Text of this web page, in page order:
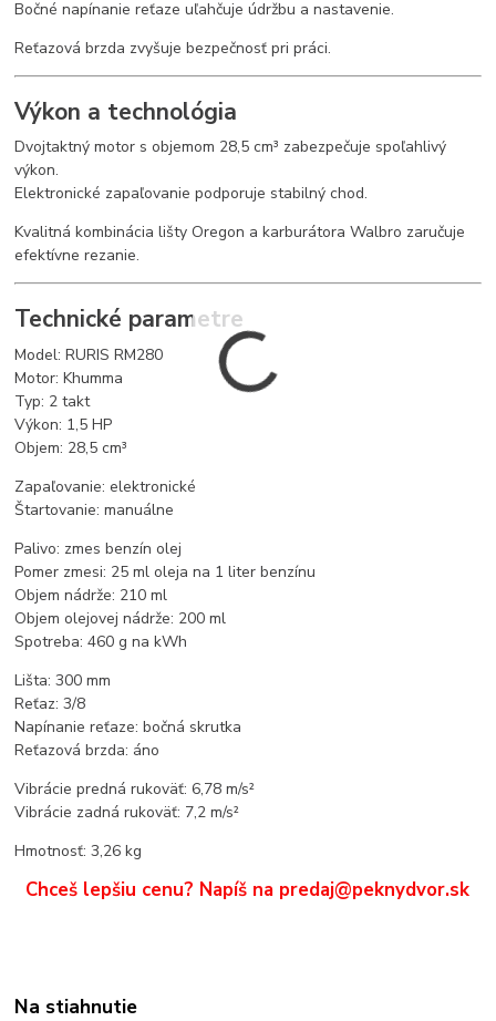
Bočné napínanie reťaze uľahčuje údržbu a nastavenie.
Reťazová brzda zvyšuje bezpečnosť pri práci.
Výkon a technológia
Dvojtaktný motor s objemom 28,5 cm³ zabezpečuje spoľahlivý
výkon.
Elektronické zapaľovanie podporuje stabilný chod.
Kvalitná kombinácia lišty Oregon a karburátora Walbro zaručuje
efektívne rezanie.
Technické parametre
Model: RURIS RM280
Motor: Khumma
Typ: 2 takt
Výkon: 1,5 HP
Objem: 28,5 cm³
Zapaľovanie: elektronické
Štartovanie: manuálne
Palivo: zmes benzín olej
Pomer zmesi: 25 ml oleja na 1 liter benzínu
Objem nádrže: 210 ml
Objem olejovej nádrže: 200 ml
Spotreba: 460 g na kWh
Lišta: 300 mm
Reťaz: 3/8
Napínanie reťaze: bočná skrutka
Reťazová brzda: áno
Vibrácie predná rukoväť: 6,78 m/s²
Vibrácie zadná rukoväť: 7,2 m/s²
Hmotnosť: 3,26 kg
Chceš lepšiu cenu? Napíš na predaj@peknydvor.sk
Na stiahnutie